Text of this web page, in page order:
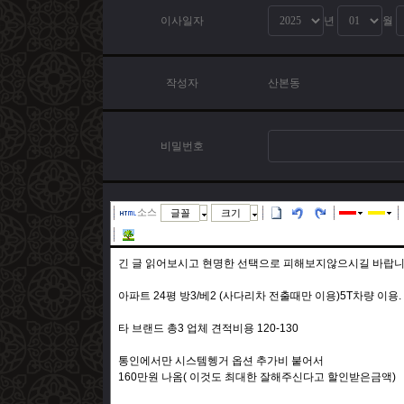
이사일자 년 월
작성자 산본동
비밀번호
소스 글꼴 크기